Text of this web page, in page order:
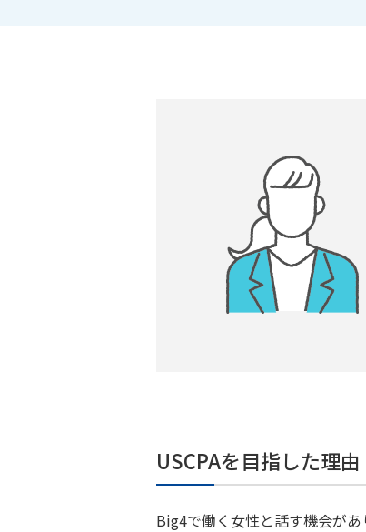
USCPAを目指した理由
Big4で働く女性と話す機会が